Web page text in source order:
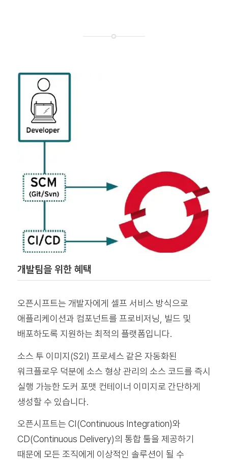
개발팀을 위한 혜택
오픈시프트는 개발자에게 셀프 서비스 방식으로
애플리케이션과 컴포넌트를 프로비저닝, 빌드 및
배포하도록 지원하는 최적의 플랫폼입니다.
소스 투 이미지(S2I) 프로세스 같은 자동화된
워크플로우 덕분에 소스 형상 관리의 소스 코드를 즉시
실행 가능한 도커 포맷 컨테이너 이미지로 간단하게
생성할 수 있습니다.
오픈시프트는 CI(Continuous Integration)와
CD(Continuous Delivery)의 통합 툴을 제공하기
때문에 모든 조직에게 이상적인 솔루션이 될 수